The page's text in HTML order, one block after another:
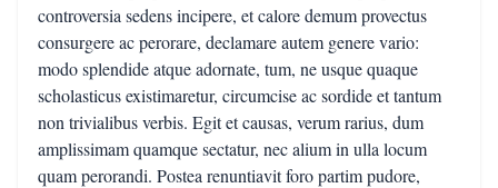
controversia sedens incipere, et calore demum provectus
consurgere ac perorare, declamare autem genere vario:
modo splendide atque adornate, tum, ne usque quaque
scholasticus existimaretur, circumcise ac sordide et tantum
non trivialibus verbis. Egit et causas, verum rarius, dum
amplissimam quamque sectatur, nec alium in ulla locum
quam perorandi. Postea renuntiavit foro partim pudore,